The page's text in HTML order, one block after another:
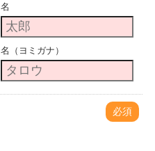
名
名（ヨミガナ）
必須